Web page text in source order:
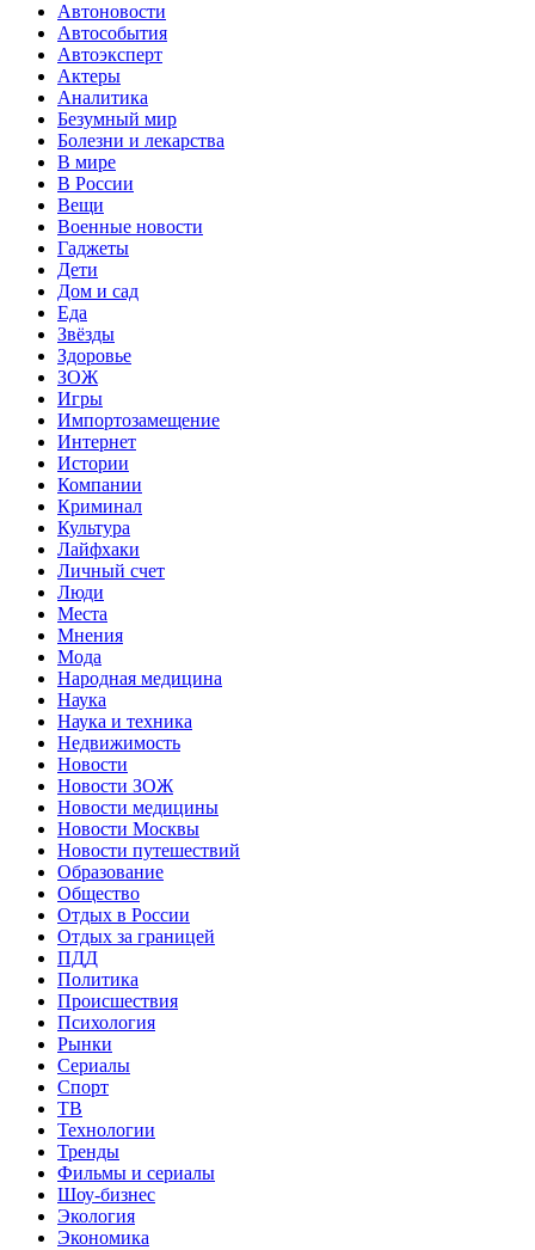
Автоновости
Автособытия
Автоэксперт
Актеры
Аналитика
Безумный мир
Болезни и лекарства
В мире
В России
Вещи
Военные новости
Гаджеты
Дети
Дом и сад
Еда
Звёзды
Здоровье
ЗОЖ
Игры
Импортозамещение
Интернет
Истории
Компании
Криминал
Культура
Лайфхаки
Личный счет
Люди
Места
Мнения
Мода
Народная медицина
Наука
Наука и техника
Недвижимость
Новости
Новости ЗОЖ
Новости медицины
Новости Москвы
Новости путешествий
Образование
Общество
Отдых в России
Отдых за границей
ПДД
Политика
Происшествия
Психология
Рынки
Сериалы
Спорт
ТВ
Технологии
Тренды
Фильмы и сериалы
Шоу-бизнес
Экология
Экономика